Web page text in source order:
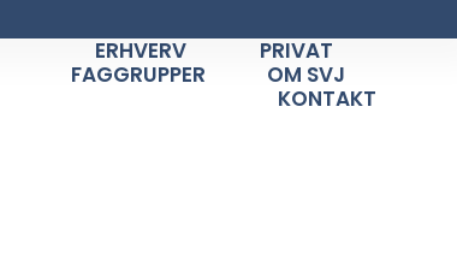
ERHVERV
PRIVAT
FAGGRUPPER
OM SVJ
KONTAKT